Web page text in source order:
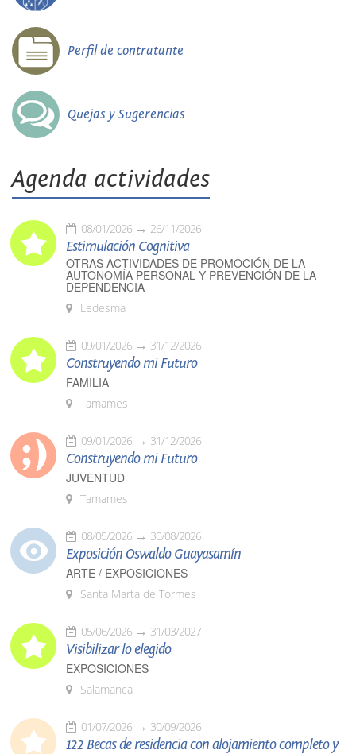
Perfil de contratante
Quejas y Sugerencias
Agenda actividades
08/01/2026 26/11/2026
Estimulación Cognitiva
OTRAS ACTIVIDADES DE PROMOCIÓN DE LA
AUTONOMÍA PERSONAL Y PREVENCIÓN DE LA
DEPENDENCIA
Ledesma
09/01/2026 31/12/2026
Construyendo mi Futuro
FAMILIA
Tamames
09/01/2026 31/12/2026
Construyendo mi Futuro
JUVENTUD
Tamames
08/05/2026 30/08/2026
Exposición Oswaldo Guayasamín
ARTE / EXPOSICIONES
Santa Marta de Tormes
05/06/2026 31/03/2027
Visibilizar lo elegido
EXPOSICIONES
Salamanca
01/07/2026 30/09/2026
122 Becas de residencia con alojamiento completo y